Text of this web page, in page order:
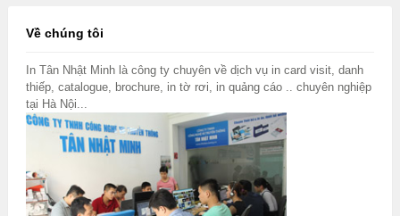
Về chúng tôi
In Tân Nhật Minh là công ty chuyên về dịch vụ in card visit, danh
thiếp, catalogue, brochure, in tờ rơi, in quảng cáo .. chuyên nghiệp
tại Hà Nội...